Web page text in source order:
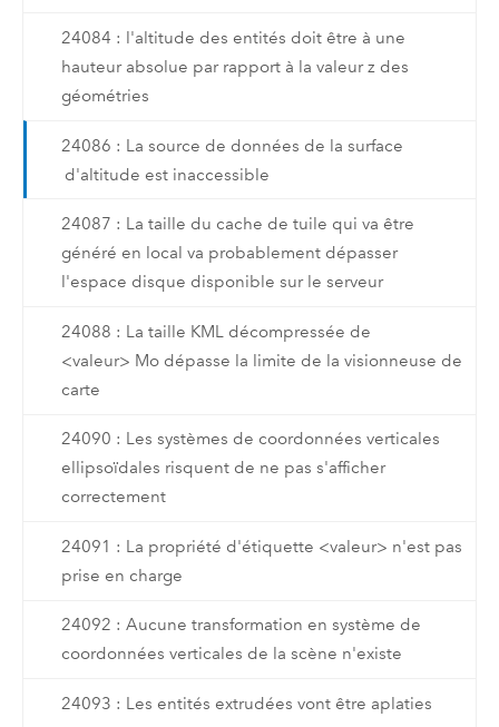
24084 : l'altitude des entités doit être à une
hauteur absolue par rapport à la valeur z des
géométries
24086 : La source de données de la surface
d'altitude est inaccessible
24087 : La taille du cache de tuile qui va être
généré en local va probablement dépasser
l'espace disque disponible sur le serveur
24088 : La taille KML décompressée de
<valeur> Mo dépasse la limite de la visionneuse de
carte
24090 : Les systèmes de coordonnées verticales
ellipsoïdales risquent de ne pas s'afficher
correctement
24091 : La propriété d'étiquette <valeur> n'est pas
prise en charge
24092 : Aucune transformation en système de
coordonnées verticales de la scène n'existe
24093 : Les entités extrudées vont être aplaties